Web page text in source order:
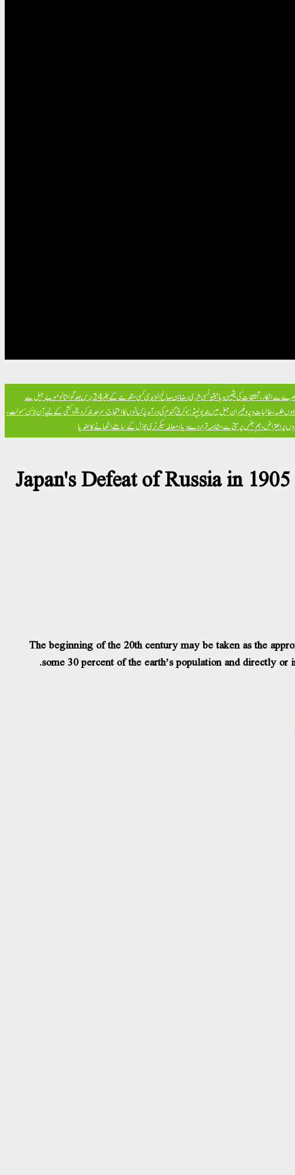
سے انکار، تحقیقات کی یقین دہانی
تیونسی شہری رضا بن صالح الیزیدی کسی مقدمے کے بغیر 24 برس بعد گوانتانوموبے جیل سے
طلبہ، طالبات و پروفیسران جیل میں بندپولینڈ: یوکرینی گندم کی درآمد پر کسانوں کا احتجاج، سرحد بند کر دیخود کشی کے لیے آن لائن سہولت،
پر اعتراض، ہم جنس پرستی سے مشابہہ قرار دے دیا، معاملہ سیکرٹری جنرل کے سامنے اٹھانے کا عندیا
Japan's Defeat of Russia in
The beginning of the 20th century may be taken as the
some 30 percent of the earth’s population and directly